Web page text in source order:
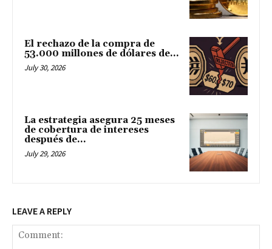
El rechazo de la compra de
53.000 millones de dólares de...
July 30, 2026
La estrategia asegura 25 meses
de cobertura de intereses
después de...
July 29, 2026
LEAVE A REPLY